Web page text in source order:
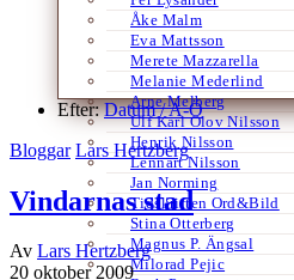
Åke Malm
Eva Mattsson
Merete Mazzarella
Melanie Mederlind
Arne Melberg
Ulf Karl Olov Nilsson
Henrik Nilsson
Lennart Nilsson
Jan Norming
Tidskriften Ord&Bild
Stina Otterberg
Magnus P. Ängsal
Milorad Pejic
Efter:Datum /A-Ö
Bloggar Lars Hertzberg
Vindarnas stad
Av Lars Hertzberg
20 oktober 2009